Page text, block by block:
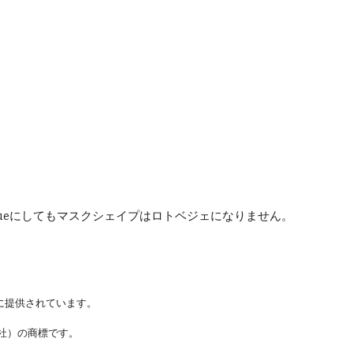
してもマスクシェイプはロトベジェになりません。
提供されています。
の商標です。